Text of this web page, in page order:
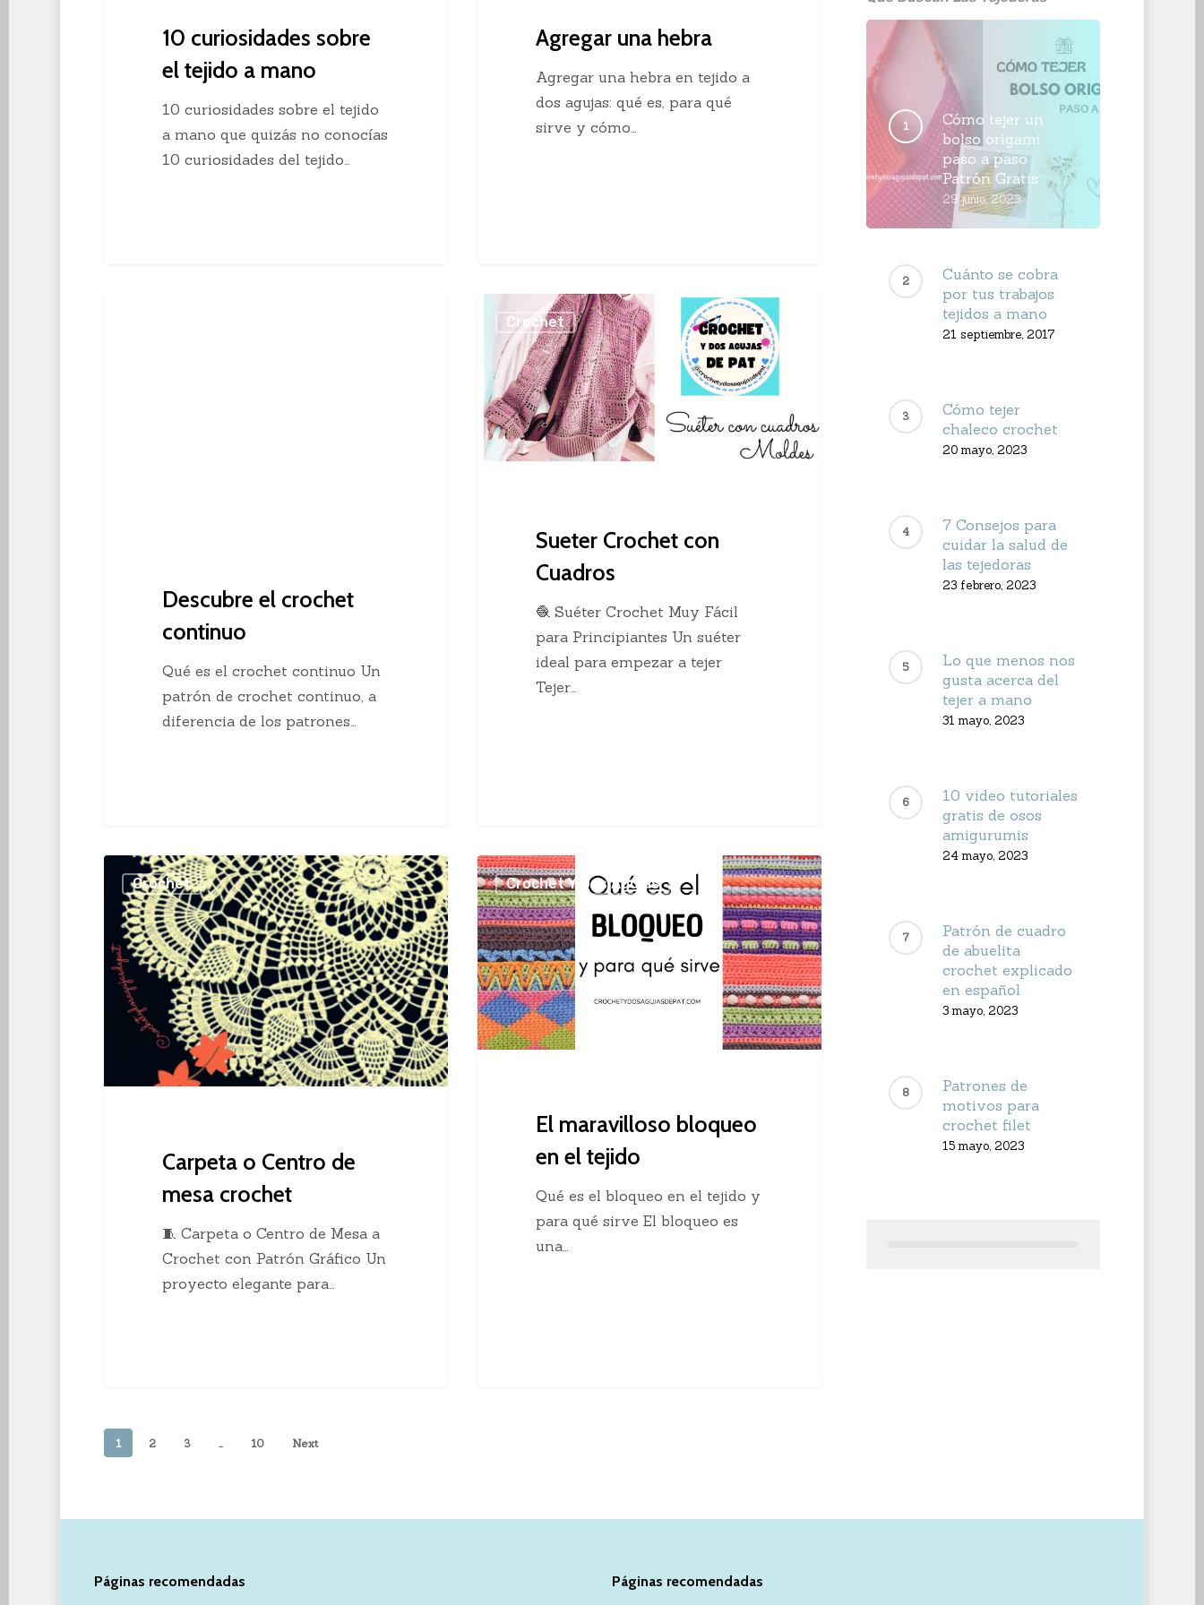
10 curiosidades sobre
el tejido a mano
10 curiosidades sobre el tejido
a mano que quizás no conocías
10 curiosidades del tejido…
Agregar una hebra
Agregar una hebra en tejido a
dos agujas: qué es, para qué
sirve y cómo…
Descubre el crochet
continuo
Qué es el crochet continuo Un
patrón de crochet continuo, a
diferencia de los patrones…
Crochet
con
Cuadros
Crochet
Sueter Crochet con
Cuadros
🧶 Suéter Crochet Muy Fácil
para Principiantes Un suéter
ideal para empezar a tejer
Tejer…
Carpeta
Centro
de
mesa
crochet
Crochet
Carpeta o Centro de
mesa crochet
🧵 Carpeta o Centro de Mesa a
Crochet con Patrón Gráfico Un
proyecto elegante para…
El
maravilloso
bloqueo
en
el
tejido
Crochet Y Dos Agujas
El maravilloso bloqueo
en el tejido
Qué es el bloqueo en el tejido y
para qué sirve El bloqueo es
una…
1 2 3 … 10 Next
Cómo tejer un
bolso origami
paso a paso
Patrón Gratis
29 junio, 2023
Cuánto se cobra
por tus trabajos
tejidos a mano
21 septiembre, 2017
Cómo tejer
chaleco crochet
20 mayo, 2023
7 Consejos para
cuidar la salud de
las tejedoras
23 febrero, 2023
Lo que menos nos
gusta acerca del
tejer a mano
31 mayo, 2023
10 video tutoriales
gratis de osos
amigurumis
24 mayo, 2023
Patrón de cuadro
de abuelita
crochet explicado
en español
3 mayo, 2023
Patrones de
motivos para
crochet filet
15 mayo, 2023
Páginas recomendadas Páginas recomendadas